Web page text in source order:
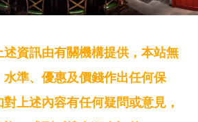
資訊由有關機構提供，本站無
準、優惠及價錢作出任何保
上述內容有任何疑問或意見，